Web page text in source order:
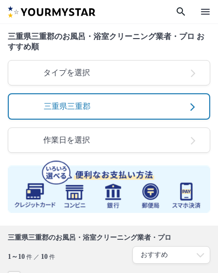
search menu
三重県三重郡のお風呂・浴室クリーニング業者・プロ お
すすめ順
タイプを選択
三重県三重郡
作業日を選択
三重県三重郡のお風呂・浴室クリーニング業者・プロ
1～10 件 ／ 10 件